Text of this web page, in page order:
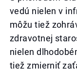
vedú nielen v
môžu tiež
zdravotnej
nielen
tiež zmierniť